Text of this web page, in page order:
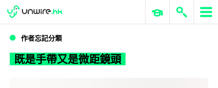
既是手帶又是微距鏡頭
WWDC 2026 ERP 與商業 AI
作者忘記分類
既是手帶又是微距鏡頭